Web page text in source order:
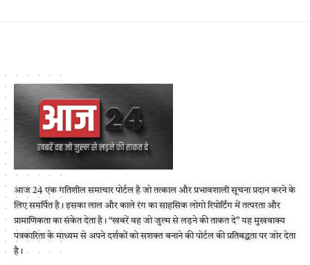
आज 24 एक गतिशील समाचार पोर्टल है जो तत्काल और प्रभावशाली सूचना प्रदान करने के
लिए समर्पित है। इसका लाल और काले रंग का साहसिक लोगो रिपोर्टिंग में तत्परता और
प्रामाणिकता का संकेत देता है। “खबरें वह जो जुल्म से लड़ने की ताकत दे” यह मुखवाक्य
पत्रकारिता के माध्यम से अपने दर्शकों को सशक्त बनाने की पोर्टल की प्रतिबद्धता पर जोर देता
है।